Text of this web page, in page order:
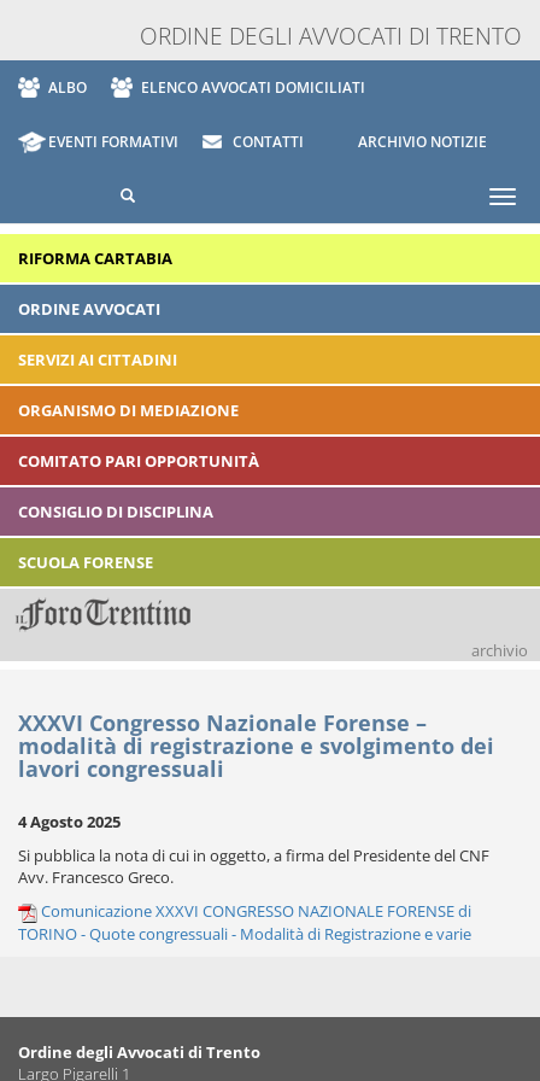
ORDINE DEGLI AVVOCATI DI TRENTO
ALBO ELENCO AVVOCATI DOMICILIATI
EVENTI FORMATIVI CONTATTI ARCHIVIO NOTIZIE
RIFORMA CARTABIA
ORDINE AVVOCATI
SERVIZI AI CITTADINI
ORGANISMO DI MEDIAZIONE
COMITATO PARI OPPORTUNITÀ
CONSIGLIO DI DISCIPLINA
SCUOLA FORENSE
archivio
XXXVI Congresso Nazionale Forense –
modalità di registrazione e svolgimento dei
lavori congressuali
4 Agosto 2025
Si pubblica la nota di cui in oggetto, a firma del Presidente del CNF
Avv. Francesco Greco.
Comunicazione XXXVI CONGRESSO NAZIONALE FORENSE di
TORINO - Quote congressuali - Modalità di Registrazione e varie
Ordine degli Avvocati di Trento
Largo Pigarelli 1